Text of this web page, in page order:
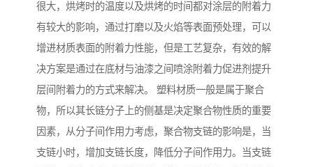
很大，烘烤时的温度以及烘烤的时间都对涂层的附着力
有较大的影响，通过打磨以及火焰等表面预处理，可以
增进材质表面的附着力性能，但是工艺复杂，有效的解
决方案是通过在底材与油漆之间喷涂附着力促进剂提升
层间附着力的方式来解决。 塑料材质一般是属于聚合
物，所以其长链分子上的侧基是决定聚合物性质的重要
因素，从分子间作用力考虑，聚合物支链的影响是，当
支链小时，增加支链长度，降低分子间作用力。当支链